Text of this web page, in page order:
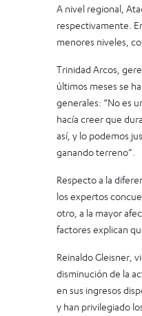
A nivel regional,
respectivamente.
menores niveles,
Trinidad Arcos,
últimos meses se
generales: “No es
hacía creer que
así, y lo podemos
ganando terreno”.
Respecto a la
los expertos
otro, a la mayor
factores explican
Reinaldo Gleisner,
disminución de la
en sus ingresos
y han privilegiado